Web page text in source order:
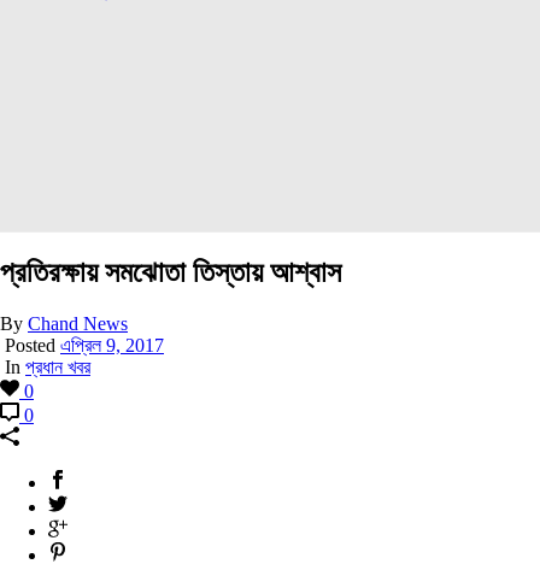
প্রতিরক্ষায় সমঝোতা তিস্তায় আশ্বাস
By Chand News
Posted এপ্রিল 9, 2017
In প্রধান খবর
0
0